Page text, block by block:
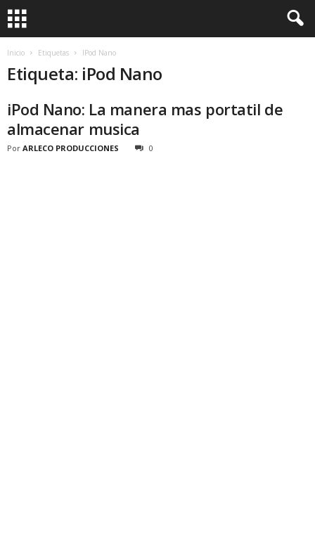
Inicio Etiquetas IPod Nano
Etiqueta: iPod Nano
iPod Nano: La manera mas portatil de
almacenar musica
Por ARLECO PRODUCCIONES 0